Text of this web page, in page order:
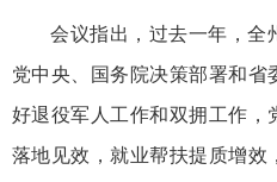
会议指出，过去一年，全
党中央、国务院决策部署和
好退役军人工作和双拥工作，
落地见效，就业帮扶提质增效